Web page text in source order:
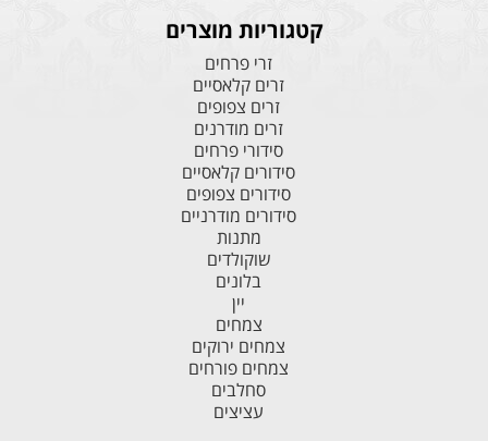
קטגוריות מוצרים
זרי פרחים
זרים קלאסיים
זרים צפופים
זרים מודרנים
סידורי פרחים
סידורים קלאסיים
סידורים צפופים
סידורים מודרניים
מתנות
שוקולדים
בלונים
יין
צמחים
צמחים ירוקים
צמחים פורחים
סחלבים
עציצים